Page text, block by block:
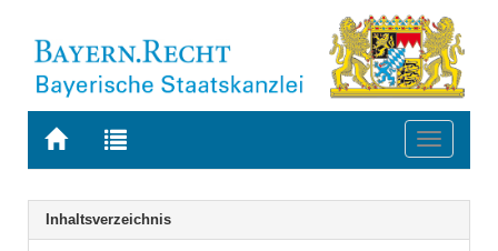
Zur
BAYERN.RECHT
Zur
letzten
Suche
Toggle
Navigation
Inhaltsverzeichnis